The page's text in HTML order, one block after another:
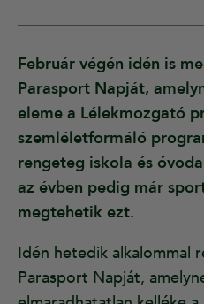
Február végén idén is
Parasport Napját,
eleme a Lélekmozgató
szemléletformáló
rengeteg iskola és
az évben pedig már
megtehetik ezt.
Idén hetedik alkalommal
Parasport Napját,